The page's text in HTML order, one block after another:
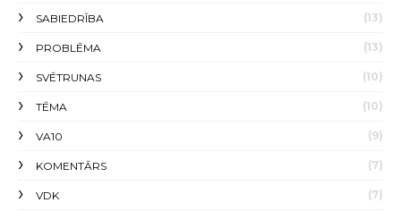
SABIEDRĪBA (13)
PROBLĒMA (13)
SVĒTRUNAS (10)
TĒMA (10)
VA10 (9)
KOMENTĀRS (7)
VDK (7)